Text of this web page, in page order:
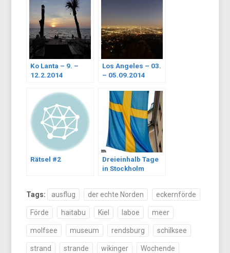
Ko Lanta – 9. –
12.2.2014
Los Angeles – 03.
– 05.09.2014
Rätsel #2
Dreieinhalb Tage
in Stockholm
Tags: ausflug der echte Norden eckernförde
Förde haitabu Kiel laboe meer
molfsee museum rendsburg schilksee
strand strande wikinger Wochende